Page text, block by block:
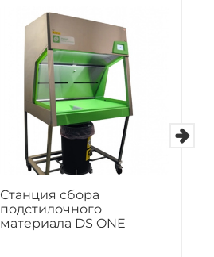
Станция сбора
подстилочного
материала DS ONE